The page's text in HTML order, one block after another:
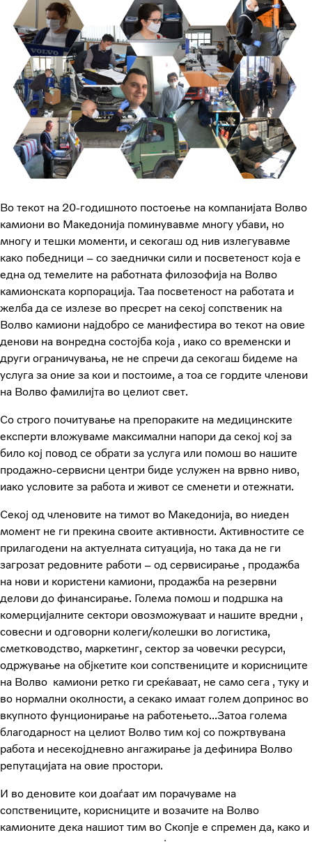
Во текот на 20-годишното постоење на компанијата Волво
камиони во Македонија поминувавме многу убави, но
многу и тешки моменти, и секогаш од нив излегувавме
како победници – со заеднички сили и посветеност која е
една од темелите на работната филозофија на Волво
камионската корпорација. Таа посветеност на работата и
желба да се излезе во пресрет на секој сопственик на
Волво камиони најдобро се манифестира во текот на овие
денови на вонредна состојба која , иако со временски и
други ограничувања, не не спречи да секогаш бидеме на
услуга за оние за кои и постоиме, а тоа се гордите членови
на Волво фамилијта во целиот свет.
Со строго почитување на препораките на медицинските
експерти вложуваме максимални напори да секој кој за
било кој повод се обрати за услуга или помош во нашите
продажно-сервисни центри биде услужен на врвно ниво,
иако условите за работа и живот се сменети и отежнати.
Секој од членовите на тимот во Македонија, во ниеден
момент не ги прекина своите активности. Активностите се
прилагодени на актуелната ситуација, но така да не ги
загрозат редовните работи – од сервисирање , продажба
на нови и користени камиони, продажба на резервни
делови до финансирање. Голема помош и подршка на
комерцијалните сектори овозможуваат и нашите вредни ,
совесни и одговорни колеги/колешки во логистика,
сметководство, маркетинг, сектор за човечки ресурси,
одржување на објкетите кои сопствениците и корисниците
на Волво камиони ретко ги среќаваат, не само сега , туку и
во нормални околности, а секако имаат голем допринос во
вкупното фунционирање на работењето...Затоа голема
благодарност на целиот Волво тим кој со пожртвувана
работа и несекојдневно ангажирање ја дефинира Волво
репутацијата на овие простори.
И во деновите кои доаѓаат им порачуваме на
сопствениците, корисниците и возачите на Волво
камионите дека нашиот тим во Скопје е спремен да, како и